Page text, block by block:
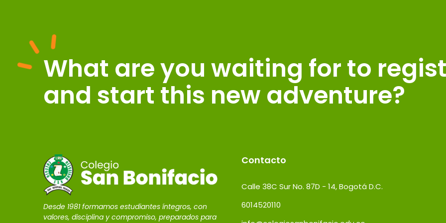
What are you waiting for to
and start this new adventure?
Desde 1981 formamos estudiantes íntegros, con
valores, disciplina y compromiso, preparados para
Contacto
Calle 38C Sur No. 87D - 14, Bogotá D.C.
6014520110